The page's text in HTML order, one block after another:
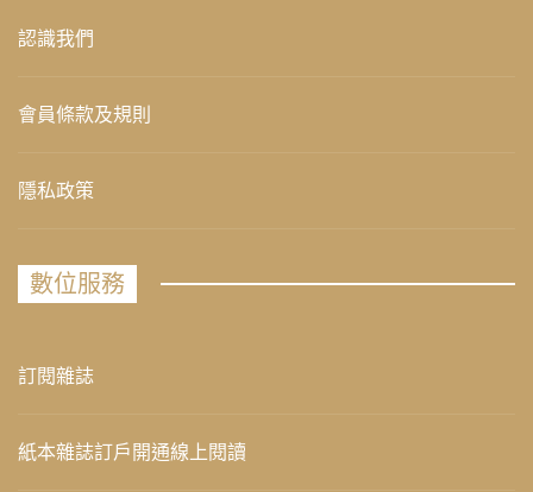
認識我們
會員條款及規則
隱私政策
數位服務
訂閱雜誌
紙本雜誌訂戶開通線上閱讀